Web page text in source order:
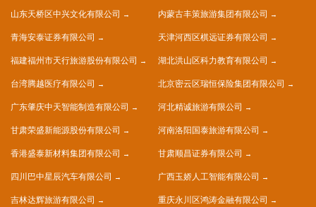
山东天桥区中兴文化有限公司 内蒙古丰策旅游集团有限公司
青海安泰证券有限公司 天津河西区棋远证券有限公司
福建福州市天行旅游股份有限公司 湖北洪山区科力教育有限公司
台湾腾越医疗有限公司 北京密云区瑞恒保险集团有限公司
广东肇庆中天智能制造有限公司 河北精诚旅游有限公司
甘肃荣盛新能源股份有限公司 河南洛阳国泰旅游有限公司
香港盛泰新材料集团有限公司 甘肃顺昌证券有限公司
四川巴中星辰汽车有限公司 广西玉娇人工智能有限公司
吉林达辉旅游有限公司 重庆永川区鸿涛金融有限公司